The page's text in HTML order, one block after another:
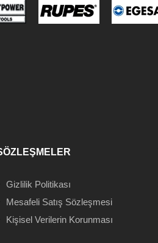
Gizlilik Politikası
Mesafeli Satış Sözleşmesi
Kişisel Verilerin Korunması